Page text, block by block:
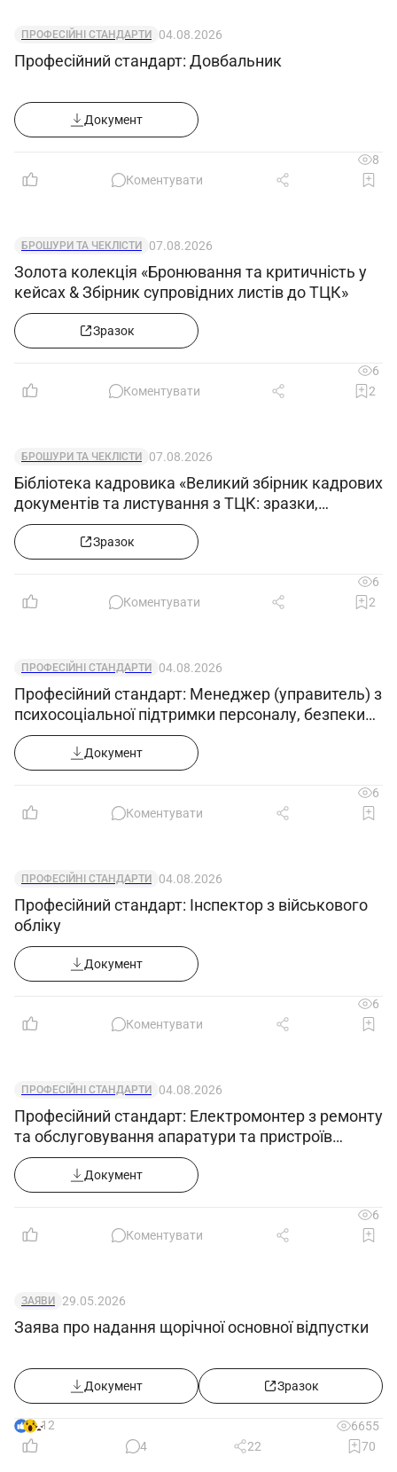
ПРОФЕСІЙНІ СТАНДАРТИ 04.08.2026
Професійний стандарт: Довбальник
Документ
8
Коментувати
БРОШУРИ ТА ЧЕКЛІСТИ 07.08.2026
Золота колекція «Бронювання та критичність у
кейсах & Збірник супровідних листів до ТЦК»
Зразок
6
Коментувати
2
БРОШУРИ ТА ЧЕКЛІСТИ 07.08.2026
Бібліотека кадровика «Великий збірник кадрових
документів та листування з ТЦК: зразки,
примірні форми та супровідні листи»
Зразок
6
Коментувати
2
ПРОФЕСІЙНІ СТАНДАРТИ 04.08.2026
Професійний стандарт: Менеджер (управитель) з
психосоціальної підтримки персоналу, безпеки
та гігієни праці
Документ
6
Коментувати
ПРОФЕСІЙНІ СТАНДАРТИ 04.08.2026
Професійний стандарт: Інспектор з військового
обліку
Документ
6
Коментувати
ПРОФЕСІЙНІ СТАНДАРТИ 04.08.2026
Професійний стандарт: Електромонтер з ремонту
та обслуговування апаратури та пристроїв
зв'язку
Документ
6
Коментувати
ЗАЯВИ 29.05.2026
Заява про надання щорічної основної відпустки
Документ Зразок
12
6655
4
22 70